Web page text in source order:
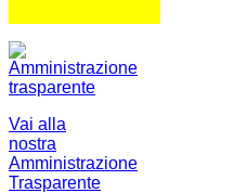
Vai alla
nostra
Amministrazione
Trasparente